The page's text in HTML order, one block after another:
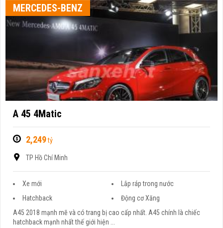
MERCEDES-BENZ
A 45 4Matic
2,249tỷ
TP Hồ Chí Minh
Xe mới
Lắp ráp trong nước
Hatchback
Động cơ Xăng
A45 2018 mạnh mẽ và có trang bị cao cấp nhất. A45 chính là chiếc
hatchback mạnh nhất thế giới hiện ...